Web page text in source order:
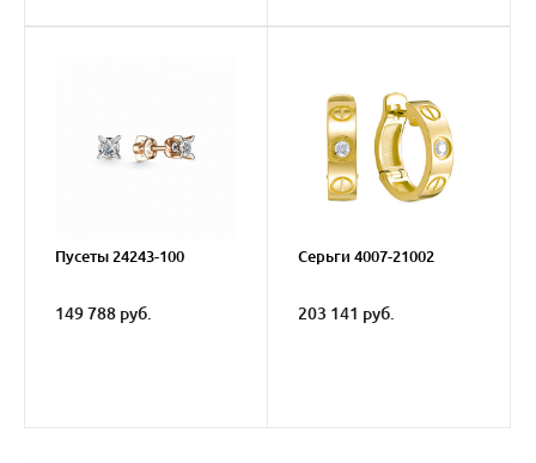
Пусеты 24243-100
149 788 руб.
Серьги 4007-21002
203 141 руб.